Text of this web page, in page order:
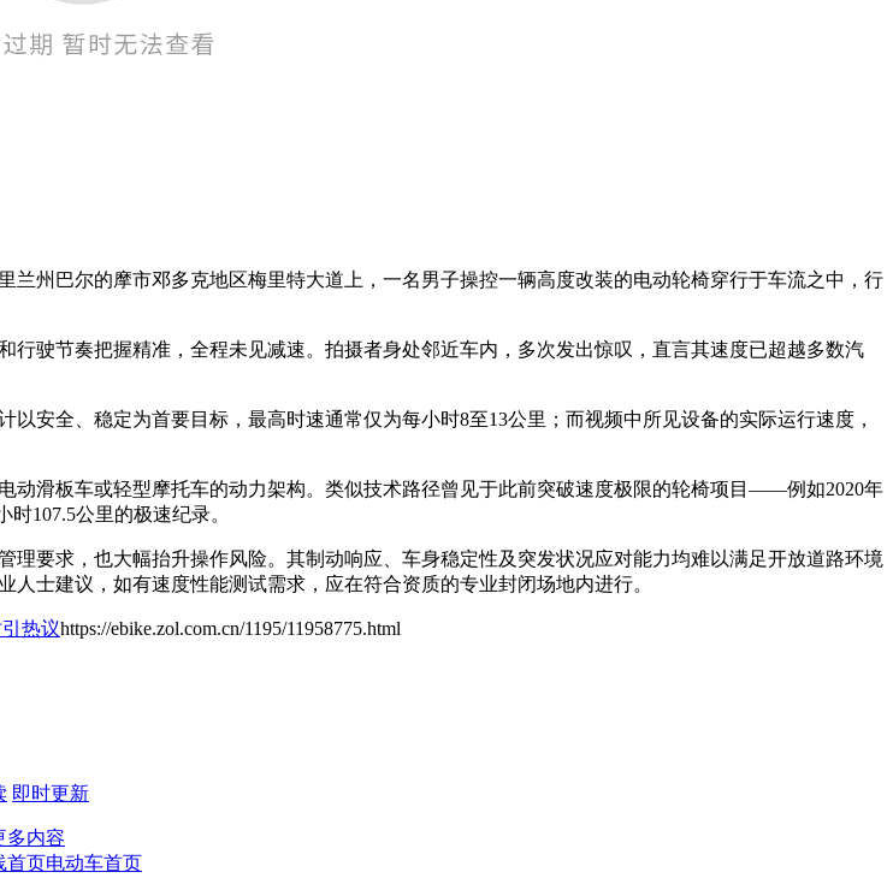
州巴尔的摩市邓多克地区梅里特大道上，一名男子操控一辆高度改装的电动轮椅穿行于车流之中，行
驶节奏把握精准，全程未见减速。拍摄者身处邻近车内，多次发出惊叹，直言其速度已超越多数汽
安全、稳定为首要目标，最高时速通常仅为每小时8至13公里；而视频中所见设备的实际运行速度，
动滑板车或轻型摩托车的动力架构。类似技术路径曾见于此前突破速度极限的轮椅项目——例如2020年
107.5公里的极速纪录。
要求，也大幅抬升操作风险。其制动响应、车身稳定性及突发状况应对能力均难以满足开放道路环境
士建议，如有速度性能测试需求，应在符合资质的专业封闭场地内进行。
热议https://ebike.zol.com.cn/1195/11958775.html
即时更新
多内容
首页电动车首页